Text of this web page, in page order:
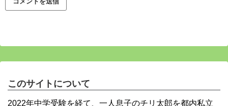
このサイトについて
2022年中学受験を経て、一人息子のチリ太郎を都内私立